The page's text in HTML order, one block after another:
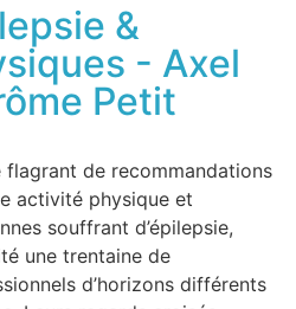
&
- Axel
Petit
flagrant de recommandations
activité physique et
souffrant d’épilepsie,
une trentaine de
d’horizons différents